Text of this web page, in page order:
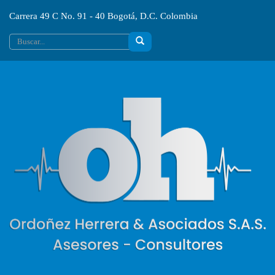
Carrera 49 C No. 91 - 40 Bogotá, D.C. Colombia